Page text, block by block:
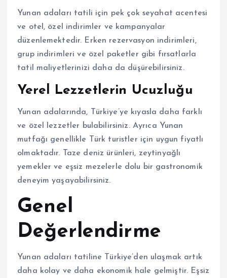
Yunan adaları tatili için pek çok seyahat acentesi
ve otel, özel indirimler ve kampanyalar
düzenlemektedir. Erken rezervasyon indirimleri,
grup indirimleri ve özel paketler gibi fırsatlarla
tatil maliyetlerinizi daha da düşürebilirsiniz.
Yerel Lezzetlerin Ucuzluğu
Yunan adalarında, Türkiye’ye kıyasla daha farklı
ve özel lezzetler bulabilirsiniz. Ayrıca Yunan
mutfağı genellikle Türk turistler için uygun fiyatlı
olmaktadır. Taze deniz ürünleri, zeytinyağlı
yemekler ve eşsiz mezelerle dolu bir gastronomik
deneyim yaşayabilirsiniz.
Genel
Değerlendirme
Yunan adaları tatiline Türkiye’den ulaşmak artık
daha kolay ve daha ekonomik hale gelmiştir. Eşsiz